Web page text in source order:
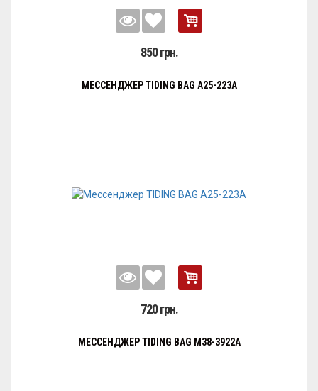
850 грн.
МЕССЕНДЖЕР TIDING BAG A25-223A
720 грн.
МЕССЕНДЖЕР TIDING BAG M38-3922A